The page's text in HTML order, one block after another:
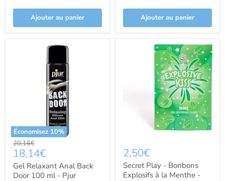
Ajouter au panier
Secret Play
Ajouter au panier
Économisez 10%
Prix
d'origine
20,16€
Prix
actuel
18,14€
Gel Relaxant Anal Back
Door 100 ml - Pjur
2,50€
Secret Play - Bonbons
Explosifs à la Menthe -